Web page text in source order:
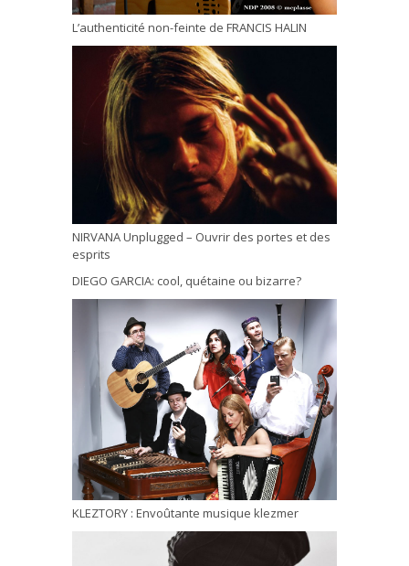
L’authenticité non-feinte de FRANCIS HALIN
NIRVANA Unplugged – Ouvrir des portes et des
esprits
DIEGO GARCIA: cool, quétaine ou bizarre?
KLEZTORY : Envoûtante musique klezmer